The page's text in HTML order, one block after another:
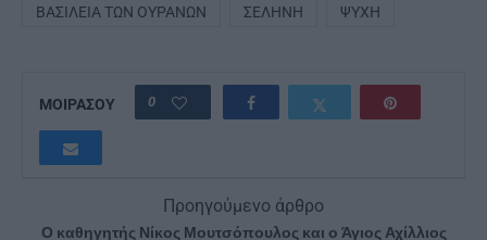
ΒΑΣΙΛΕΊΑ ΤΩΝ ΟΥΡΑΝΏΝ ΣΕΛΉΝΗ ΨΥΧΉ
ΜΟΙΡΑΣΟΥ 0
Προηγούμενο άρθρο
Ο καθηγητής Νίκος Μουτσόπουλος και ο Άγιος Αχίλλιος